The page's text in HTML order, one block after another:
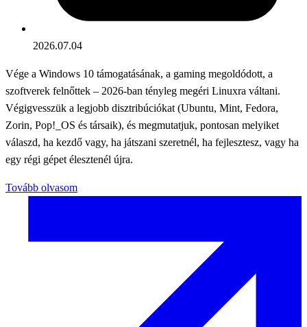
2026.07.04
Vége a Windows 10 támogatásának, a gaming megoldódott, a
szoftverek felnőttek – 2026-ban tényleg megéri Linuxra váltani.
Végigvesszük a legjobb disztribúciókat (Ubuntu, Mint, Fedora,
Zorin, Pop!_OS és társaik), és megmutatjuk, pontosan melyiket
válaszd, ha kezdő vagy, ha játszani szeretnél, ha fejlesztesz, vagy ha
egy régi gépet élesztenél újra.
Tovább olvasom